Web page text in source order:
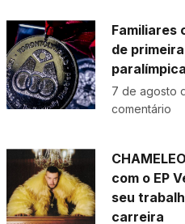
Familiares
de
7 de agosto
comentário
com o EP
seu
carreira